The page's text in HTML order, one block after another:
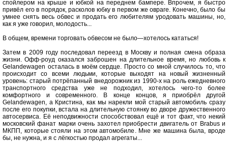
спойлером на крыше и юбкой на переднем бампере. Впрочем, я быстро
привёл его в порядок, расколов юбку в первом же овраге. Конечно, было бы
умнее снять весь обвес и продать его любителям уродовать машины, но,
как я уже говорил, молодость...
В общем, времени торговать обвесом не было—хотелось кататься!
Затем в 2009 году последовал переезд в Москву и полная смена образа
жизни. Офф-роуд оказался заброшен на длительное время, но любовь к
Gelandewagen осталась в моём сердце. Просто со мной случилось то, что
происходит со всеми людьми, которые выходят на новый жизненный
уровень: старый потрёпанный внедорожник из 1990-х на роль ежедневного
транспортного средства уже не подходил, хотелось чего-то более
комфортного и современного. В конце концов, я приобрёл другой
Gelandewagen, а Кристина, как мы нарекли мой старый автомобиль сразу
после его покупки, встала на длительную стоянку во дворе дружественного
автосервиса. Её неподвижности способствовал ещё и тот факт, что некий
московский фанат марки очень захотел приобрести двигатель от Brabus и
МКПП, которые стояли на этом автомобиле. Мне же машина была, вроде
бы, не нужна, и я с лёгкостью продал агрегаты...